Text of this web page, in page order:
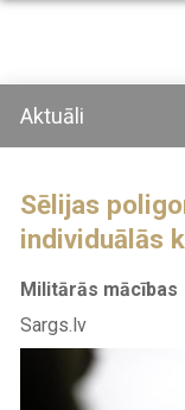
Pārlekt
saturu
Aktuāli
Sēlijas
individuālās
Militārās mācības
Sargs.lv